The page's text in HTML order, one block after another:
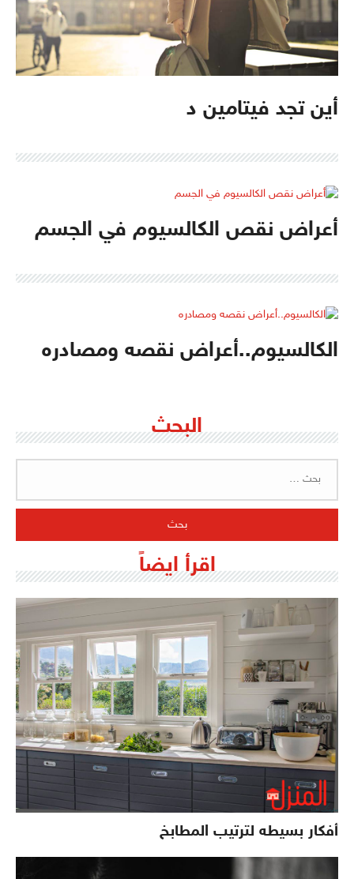
أين تجد فيتامين د
أعراض نقص الكالسيوم في الجسم
الكالسيوم..أعراض نقصه ومصادره
البحث
اقرأ ايضاً
أفكار بسيطه لترتيب المطابخ